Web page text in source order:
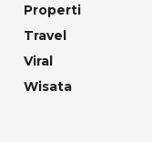
Properti
Travel
Viral
Wisata